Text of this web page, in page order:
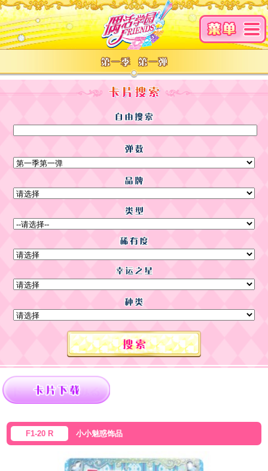
F1-20 R 小小魅惑饰品